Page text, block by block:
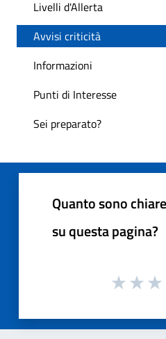
Livelli d'Allerta
Avvisi criticità
Informazioni
Punti di Interesse
Sei preparato?
Quanto sono
su questa pagina?